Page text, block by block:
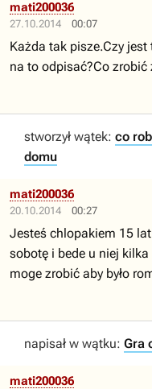
27.10.2014 00:07
mati200036
Każda tak pisze.Czy
na to odpisać?Co zrobić
stworzył wątek: co
domu
20.10.2014 00:27
mati200036
Jesteś chlopakiem 15
sobotę i bede u niej
moge zrobić aby było
napisał w wątku: Gra
mati200036